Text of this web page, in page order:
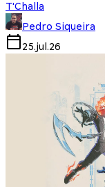
T'Challa
Pedro Siqueira
25.jul.26